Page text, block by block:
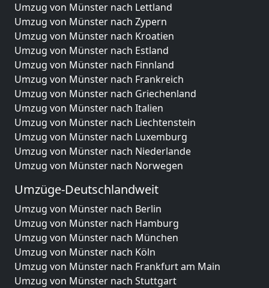
Umzug von Münster nach Lettland
Umzug von Münster nach Zypern
Umzug von Münster nach Kroatien
Umzug von Münster nach Estland
Umzug von Münster nach Finnland
Umzug von Münster nach Frankreich
Umzug von Münster nach Griechenland
Umzug von Münster nach Italien
Umzug von Münster nach Liechtenstein
Umzug von Münster nach Luxemburg
Umzug von Münster nach Niederlande
Umzug von Münster nach Norwegen
Umzüge-Deutschlandweit
Umzug von Münster nach Berlin
Umzug von Münster nach Hamburg
Umzug von Münster nach München
Umzug von Münster nach Köln
Umzug von Münster nach Frankfurt am Main
Umzug von Münster nach Stuttgart